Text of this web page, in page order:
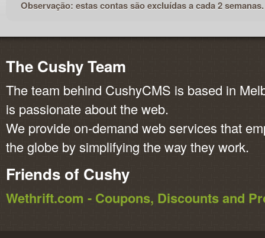
Observação: estas contas são excluídas a cada 2 semanas.
The Cushy Team
The team behind CushyCMS is based in
is passionate about the web.
We provide on-demand web services that
the globe by simplifying the way they work.
Friends of Cushy
Wethrift.com - Coupons, Discounts and